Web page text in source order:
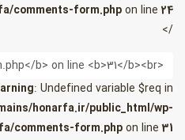
comments-form.phpon line24
/>
ایمیل
: Undefined variable $req in
honarfa.ir/public_html/wp-
comments-form.phpon line31